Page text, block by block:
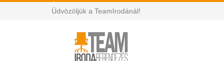
Üdvözöljük a TeamIrodánál!